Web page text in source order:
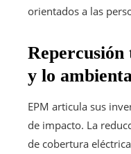
orientados a las
Repercusión
y lo
EPM articula sus
de impacto. La
de cobertura